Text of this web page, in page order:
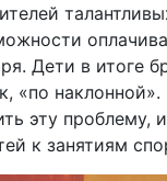
Дети в итоге
«по
эту проблему,
к занятиям